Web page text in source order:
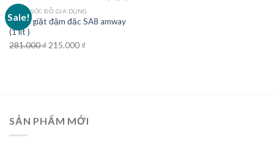
Sale!
CHĂM SÓC ĐỒ GIA DỤNG
Nước giặt đậm đặc SA8 amway
(1 lít )
281.000₫ Original
215.000 ₫Current
SẢN PHẨM MỚI